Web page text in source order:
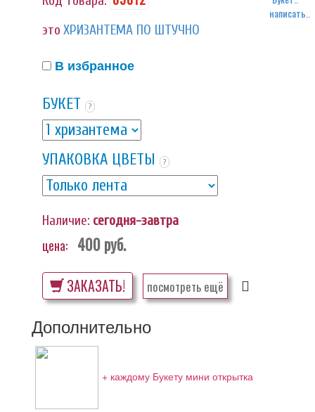
написать..
это ХРИЗАНТЕМА ПО ШТУЧНО
В избранное
БУКЕТ ?
УПАКОВКА ЦВЕТЫ ?
Наличие: сегодня-завтра
цена: 400руб.
ЗАКАЗАТЬ! посмотреть ещё
Дополнительно
+ каждому Букету мини открытка